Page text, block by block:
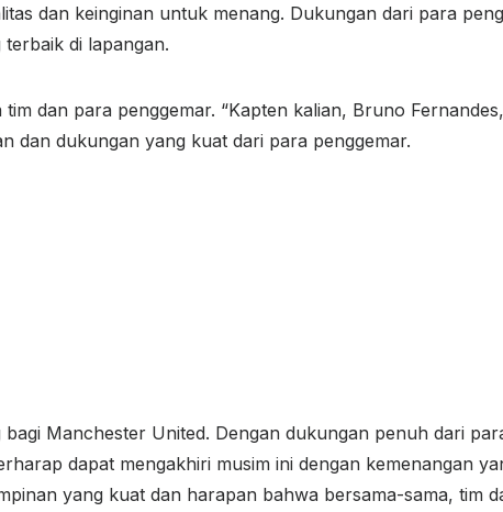
dan keinginan untuk menang. Dukungan dari para
di lapangan.
dan para penggemar. “Kapten kalian, Bruno
dan dukungan yang kuat dari para penggemar.
Manchester United. Dengan dukungan penuh dari
dapat mengakhiri musim ini dengan kemenangan
yang kuat dan harapan bahwa bersama-sama, tim